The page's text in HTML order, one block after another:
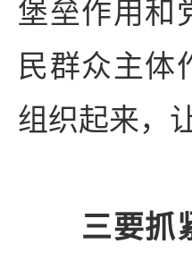
堡垒作用和
民群众主体
组织起来，
三要抓